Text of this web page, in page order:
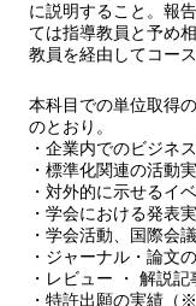
に説明すること。報
ては指導教員と予め
教員を経由してコー
本科目での単位取得
のとおり。
・企業内でのビジネ
・標準化関連の活動
・対外的に示せるイ
・学会における発表
・学会活動、国際会
・ジャーナル・論文
・レビュー ・ 解説記
・特許出願の実績（※